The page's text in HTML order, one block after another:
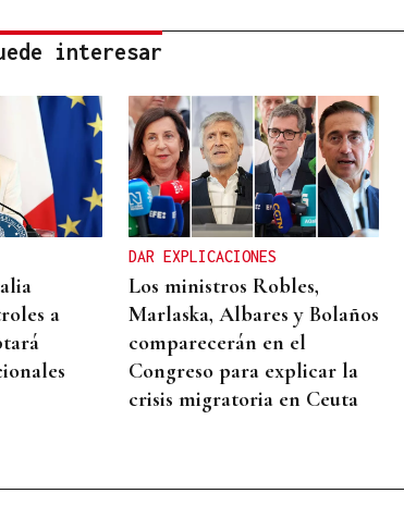
interesar
a
DAR EXPLICACIONES
Los ministros Robles,
Marlaska, Albares y Bolaños
comparecerán en el
Congreso para explicar la
crisis migratoria en Ceuta